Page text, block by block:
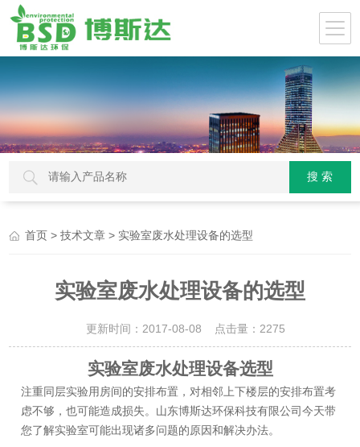
首页 >技术文章 > 实验室废水处理设备的选型
实验室废水处理设备的选型
更新时间：2017-08-08 点击量： 2275
实验室废水处理设备选型
注重同层实验用房间的安排布置，对相邻上下楼层的安排布置考
虑不够，也可能造成损失。山东博斯达环保科技有限公司今天带
您了解实验室可能出现诸多问题的原因和解决办法。